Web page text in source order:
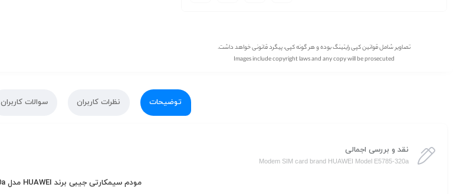
تصاویر شامل قوانین کپی رایتینگ بوده و هر گونه کپی، پیگرد قانونی خواهد داشت.
Images include copyright laws and any copy will be prosecuted
توضیحات نظرات کاربران سوالات کاربران
نقد و بررسی اجمالی
Modem SIM card brand HUAWEI Model E5785-320a
مودم سیمکارتی جیبی برند HUAWEI مدل E5785-320a